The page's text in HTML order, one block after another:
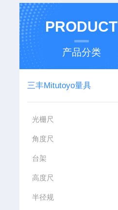
PRODUCT
产品分类
三丰Mitutoyo量具
光栅尺
角度尺
台架
高度尺
半径规